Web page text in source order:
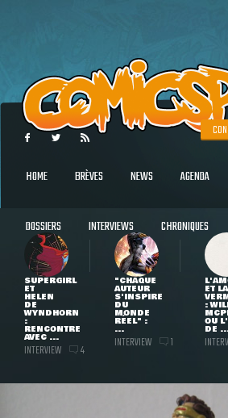
HOME BRÈVES NEWS AGENDA
DOSSIERS INTERVIEWS CHRONIQUES
SUPERGIRL
ET
HELEN
DE
WYNDHORN
:
RENCONTRE
AVEC ...
INTERVIEW 4
"CHAQUE
AUTEUR
S'INSPIRE
DU
MONDE
RÉEL" :
...
INTERVIEW 1
ET LA
:
OU
DE